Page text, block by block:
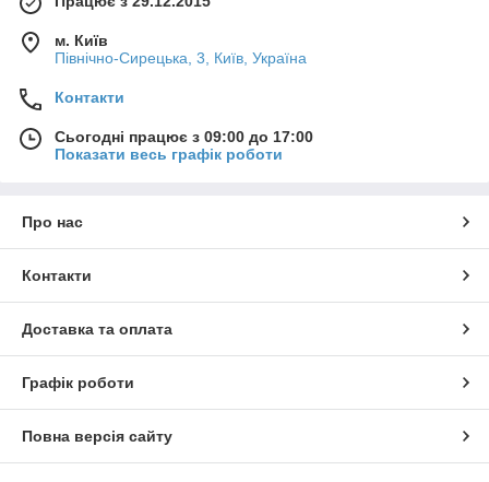
м. Київ
Північно-Сирецька, 3, Київ, Україна
Контакти
Сьогодні працює з 09:00 до 17:00
Показати весь графік роботи
Про нас
Контакти
Доставка та оплата
Графік роботи
Повна версія сайту